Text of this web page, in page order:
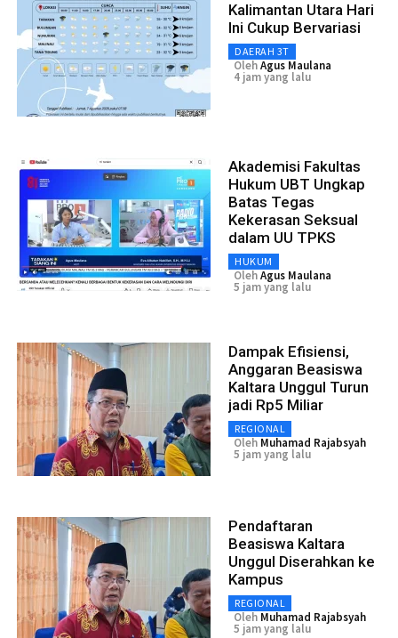
Kalimantan Utara Hari
Ini Cukup Bervariasi
DAERAH 3T
OlehAgus Maulana
4 jam yang lalu
Akademisi Fakultas
Hukum UBT Ungkap
Batas Tegas
Kekerasan Seksual
dalam UU TPKS
HUKUM
OlehAgus Maulana
5 jam yang lalu
Dampak Efisiensi,
Anggaran Beasiswa
Kaltara Unggul Turun
jadi Rp5 Miliar
REGIONAL
Oleh Muhamad Rajabsyah
5 jam yang lalu
Pendaftaran
Beasiswa Kaltara
Unggul Diserahkan ke
Kampus
REGIONAL
Oleh Muhamad Rajabsyah
5 jam yang lalu